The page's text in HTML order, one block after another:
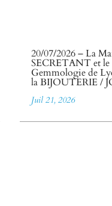
20/07/2026 – La
SECRETANT et
Gemmologie de
la BIJOUTERIE /
Juil 21, 2026